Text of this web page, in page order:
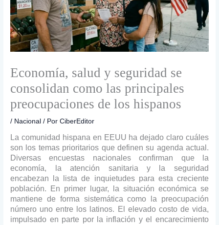
Economía, salud y seguridad se
consolidan como las principales
preocupaciones de los hispanos
/ Nacional / PorCiberEditor
La comunidad hispana en EEUU ha dejado claro cuáles
son los temas prioritarios que definen su agenda actual.
Diversas encuestas nacionales confirman que la
economía, la atención sanitaria y la seguridad
encabezan la lista de inquietudes para esta creciente
población. En primer lugar, la situación económica se
mantiene de forma sistemática como la preocupación
número uno entre los latinos. El elevado costo de vida,
impulsado en parte por la inflación y el encarecimiento